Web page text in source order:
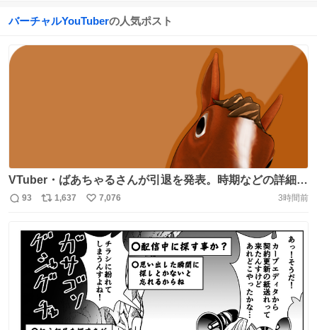
バーチャルYouTuberの人気ポスト
VTuber・ばあちゃるさんが引退を発表。時期などの詳細は
8月9日15時からの配信で説明 https://t.co/TUU9MmYIA9
2017年デビューの最古参VTuber。「アイドル部」プロデ
ュースに携わったほか、数々のイベントや配信で司会を務
めてきた https://t.co/0Hl96UuIRY
返
93
リ
ス
ト
数
1,637
い
ね
数
7,076 3時間前